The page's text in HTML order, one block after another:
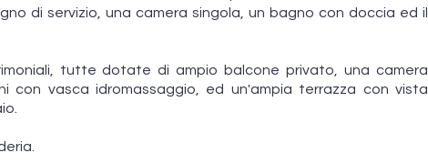
di servizio, una camera singola, un bagno con doccia ed il
tutte dotate di ampio balcone privato, una camera
vasca idromassaggio, ed un'ampia terrazza con vista